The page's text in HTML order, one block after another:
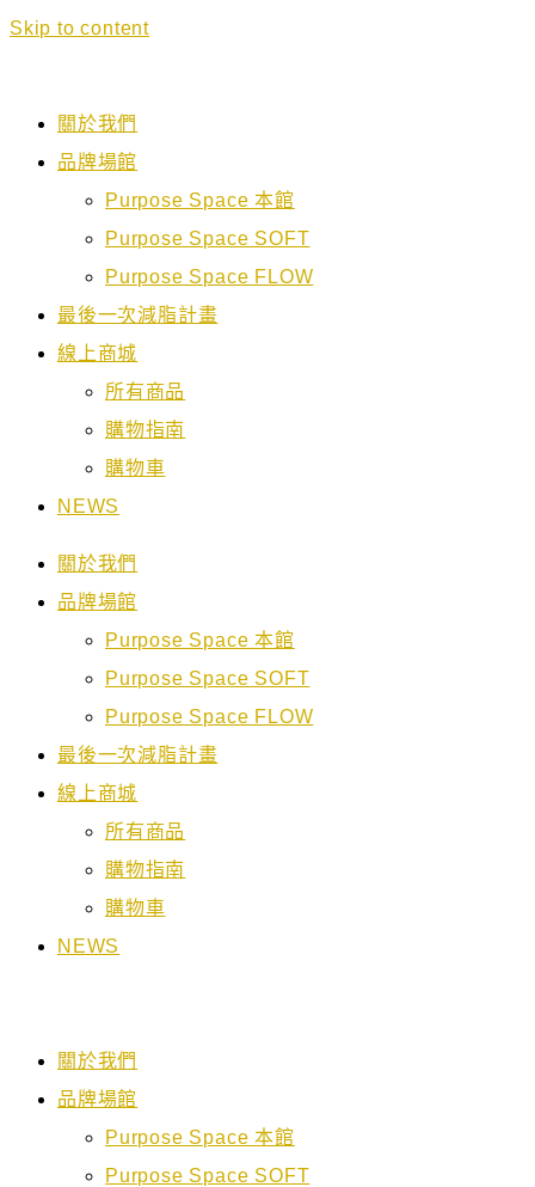
Skip to content
關於我們
品牌場館
Purpose Space 本館
Purpose Space SOFT
Purpose Space FLOW
最後一次減脂計畫
線上商城
所有商品
購物指南
購物車
NEWS
關於我們
品牌場館
Purpose Space 本館
Purpose Space SOFT
Purpose Space FLOW
最後一次減脂計畫
線上商城
所有商品
購物指南
購物車
NEWS
關於我們
品牌場館
Purpose Space 本館
Purpose Space SOFT